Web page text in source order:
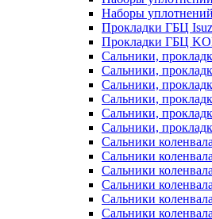
Наборы
Прокладки ГБЦ
Прокладки ГБЦ
Сальники,
Сальники,
Сальники,
Сальники,
Сальники,
Сальники,
Сальники
Сальники
Сальники
Сальники
Сальники
Сальники